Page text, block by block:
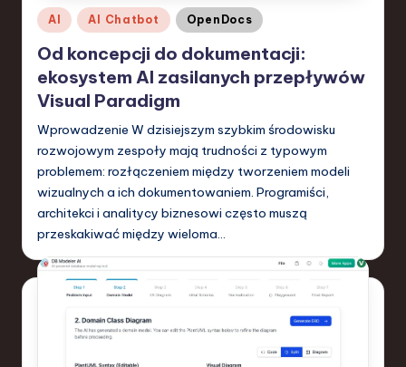
a
ti
o
n
Posted
in
AI AI Chatbot OpenDocs
Od koncepcji do dokumentacji:
ekosystem AI zasilanych przepływów
Visual Paradigm
Wprowadzenie W dzisiejszym szybkim środowisku
rozwojowym zespoły mają trudności z typowym
problemem: rozłączeniem między tworzeniem modeli
wizualnych a ich dokumentowaniem. Programiści,
architekci i analitycy biznesowi często muszą
przeskakiwać między wieloma…